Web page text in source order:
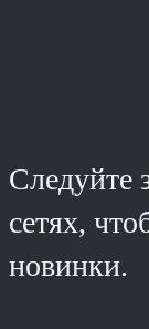
Следуйте
сетях,
новинки.